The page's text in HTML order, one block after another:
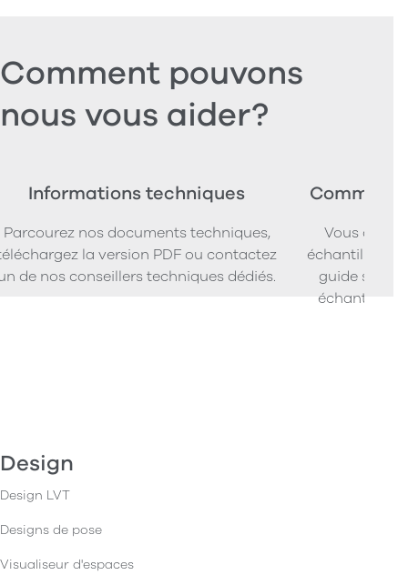
Comment pouvons
nous vous aider?
Informations techniques
Parcourez nos documents techniques,
la version PDF ou contactez
de nos conseillers techniques dédiés.
Vous
échantillons
guide
Design
Design LVT
Designs de pose
Visualiseur d'espaces